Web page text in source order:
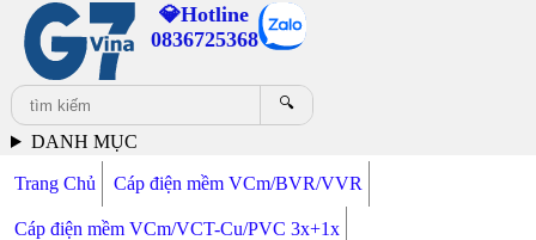
💎Hotline
0836725368
🔍
DANH MỤC
Trang Chủ Cáp điện mềm VCm/BVR/VVR
Cáp điện mềm VCm/VCT-Cu/PVC 3x+1x